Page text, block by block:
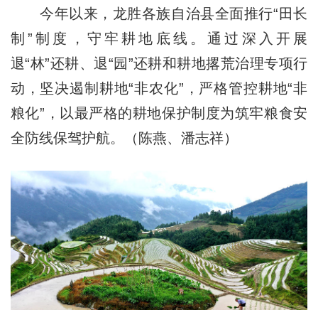
今年以来，龙胜各族自治县全面推行“田长
制”制度，守牢耕地底线。通过深入开展
退“林”还耕、退“园”还耕和耕地撂荒治理专项行
动，坚决遏制耕地“非农化”，严格管控耕地“非
粮化”，以最严格的耕地保护制度为筑牢粮食安
全防线保驾护航。（陈燕、潘志祥）